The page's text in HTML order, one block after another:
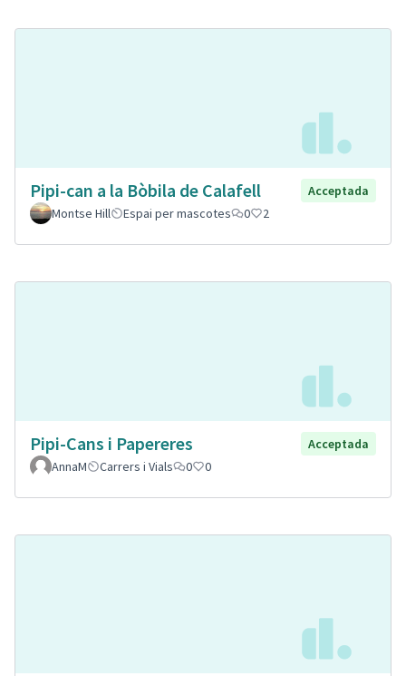
Pipi-can a la Bòbila de Calafell
Acceptada
Montse Hill
Espai per mascotes 0 2
Pipi-Cans i Papereres
Acceptada
AnnaM
Carrers i Vials 0 0